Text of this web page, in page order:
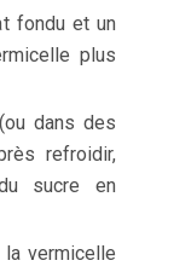
fondu et un
plus
dans des
refroidir,
sucre en
vermicelle